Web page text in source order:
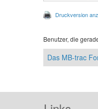
Druckversion
Benutzer, die
Das MB-trac